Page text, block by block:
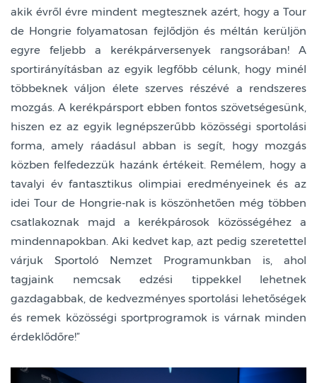
akik évről évre mindent megtesznek azért, hogy a Tour
de Hongrie folyamatosan fejlődjön és méltán kerüljön
egyre feljebb a kerékpárversenyek rangsorában! A
sportirányításban az egyik legfőbb célunk, hogy minél
többeknek váljon élete szerves részévé a rendszeres
mozgás. A kerékpársport ebben fontos szövetségesünk,
hiszen ez az egyik legnépszerűbb közösségi sportolási
forma, amely ráadásul abban is segít, hogy mozgás
közben felfedezzük hazánk értékeit. Remélem, hogy a
tavalyi év fantasztikus olimpiai eredményeinek és az
idei Tour de Hongrie-nak is köszönhetően még többen
csatlakoznak majd a kerékpárosok közösségéhez a
mindennapokban. Aki kedvet kap, azt pedig szeretettel
várjuk Sportoló Nemzet Programunkban is, ahol
tagjaink nemcsak edzési tippekkel lehetnek
gazdagabbak, de kedvezményes sportolási lehetőségek
és remek közösségi sportprogramok is várnak minden
érdeklődőre!”